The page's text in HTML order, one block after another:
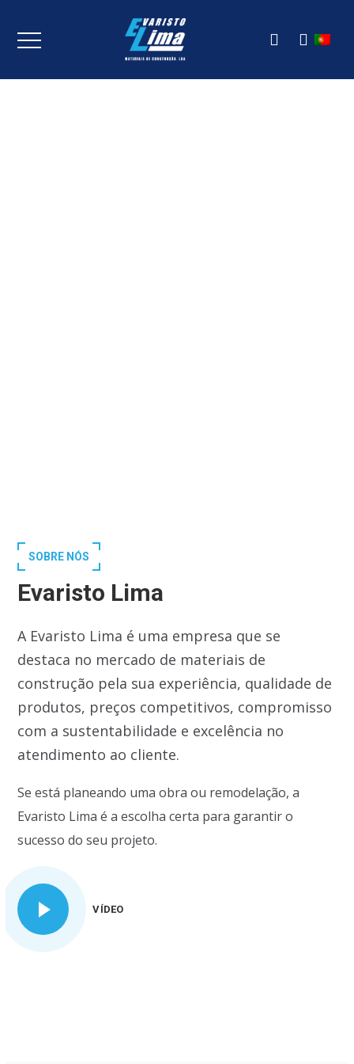
SOBRE NÓS
Evaristo Lima
A Evaristo Lima é uma empresa que se
destaca no mercado de materiais de
construção pela sua experiência, qualidade de
produtos, preços competitivos, compromisso
com a sustentabilidade e excelência no
atendimento ao cliente.
Se está planeando uma obra ou remodelação, a
Evaristo Lima é a escolha certa para garantir o
sucesso do seu projeto.
VÍDEO